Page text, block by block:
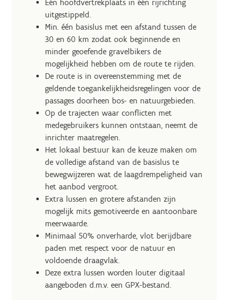
Eén hoofdvertrekplaats in één rijrichting
uitgestippeld.
Min. één basislus met een afstand tussen de
30 en 60 km zodat ook beginnende en
minder geoefende gravelbikers de
mogelijkheid hebben om de route te rijden.
De route is in overeenstemming met de
geldende toegankelijkheidsregelingen voor de
passages doorheen bos- en natuurgebieden.
Op de trajecten waar conflicten met
medegebruikers kunnen ontstaan, neemt de
inrichter maatregelen.
Het lokaal bestuur kan de keuze maken om
de volledige afstand van de basislus te
bewegwijzeren wat de laagdrempeligheid van
het aanbod vergroot.
Extra lussen en grotere afstanden zijn
mogelijk mits gemotiveerde en aantoonbare
meerwaarde.
Minimaal 50% onverharde, vlot berijdbare
paden met respect voor de natuur en
voldoende draagvlak.
Deze extra lussen worden louter digitaal
aangeboden d.m.v. een GPX-bestand.